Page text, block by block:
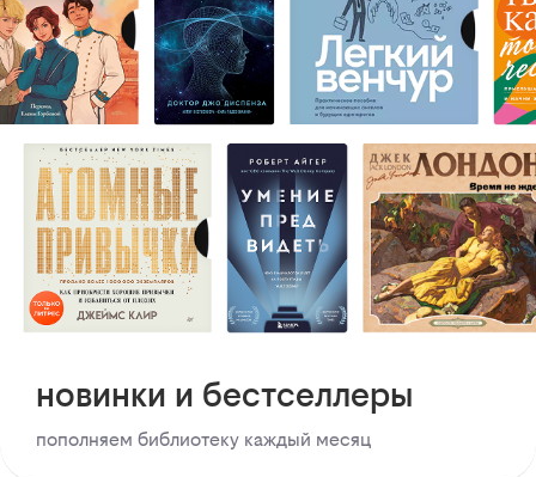
новинки и бестселлеры
пополняем библиотеку каждый месяц